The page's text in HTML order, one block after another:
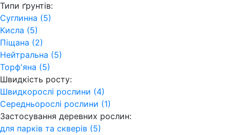
Типи ґрунтів:
Суглинна (5)
Кисла (5)
Піщана (2)
Нейтральна (5)
Торф'яна (5)
Швидкість росту:
Швидкорослі рослини (4)
Середньорослі рослини (1)
Застосування деревних рослин:
для парків та скверів (5)